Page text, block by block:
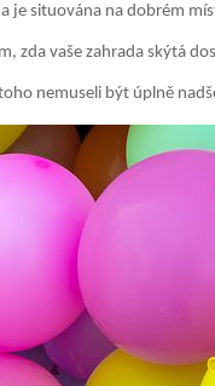
je situována na dobrém
zda vaše zahrada skýtá
nemuseli být úplně